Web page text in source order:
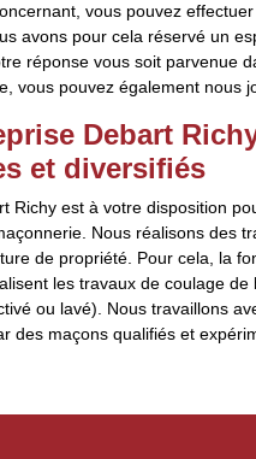
vous pouvez
avons pour cela réservé un
réponse vous soit parvenue
vous pouvez également nous
Debart
et diversifiés
Richy est à votre disposition
Nous réalisons des
de propriété. Pour cela, la
les travaux de coulage
ou lavé). Nous travaillons
des maçons qualifiés et